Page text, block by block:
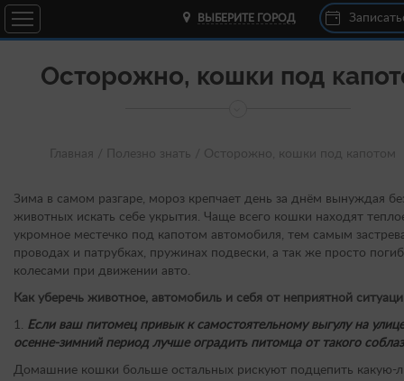
ВЫБЕРИТЕ ГОРОД
Осторожно, кошки под
Главная / Полезно знать / Осторожно, кошки под капотом
Зима в самом разгаре, мороз крепчает день за днём вынуждая
животных искать себе укрытия. Чаще всего кошки находят
укромное местечко под капотом автомобиля, тем самым
проводах и патрубках, пружинах подвески, а так же просто
колесами при движении авто.
Как уберечь животное, автомобиль и себя от неприятной
1. Если ваш питомец привык к самостоятельному выгулу на
осенне-зимний период лучше оградить питомца от такого
Домашние кошки больше остальных рискуют подцепить какую-